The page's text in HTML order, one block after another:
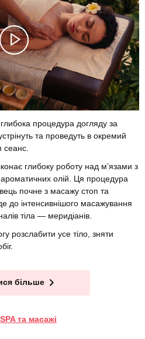
процедура догляду за
та проведуть в окремий
сеанс.
глибоку роботу над м’язами з
олій. Ця процедура
почне з масажу стоп та
до інтенсивнішого масажування
тіла — меридіанів.
розслабити усе тіло, зняти
більше
SPA та масажі